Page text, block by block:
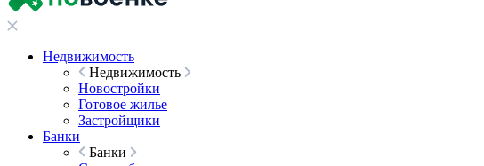
Недвижимость
Недвижимость
Новостройки
Готовое жилье
Застройщики
Банки
Банки